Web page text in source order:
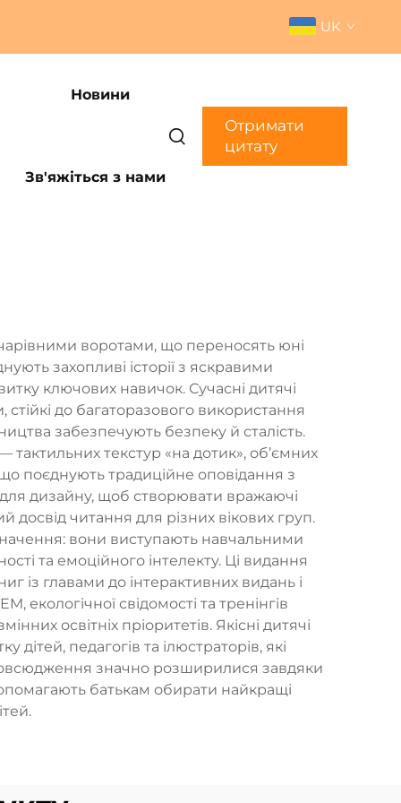
UK
Новини
Зв'яжіться з нами
Отримати
цитату
воротами, що переносять юні
захопливі історії з яскравими
ключових навичок. Сучасні дитячі
до багаторазового використання
забезпечують безпеку й сталість.
текстур «на дотик», об’ємних
поєднують традиційне оповідання з
дизайну, щоб створювати вражаючі
читання для різних вікових груп.
вони виступають навчальними
та емоційного інтелекту. Ці видання
із главами до інтерактивних видань і
екологічної свідомості та тренінгів
освітніх пріоритетів. Якісні дитячі
педагогів та ілюстраторів, які
значно розширилися завдяки
батькам обирати найкращі